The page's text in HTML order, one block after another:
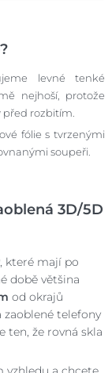
levné tenké
nejhoší, protože
rozbitím.
fólie s tvrzenými
soupeři.
3D/5D
které mají po
době většina
od okrajů
zaoblené telefony
ten, že rovná skla